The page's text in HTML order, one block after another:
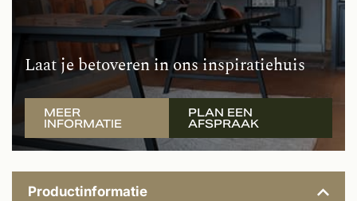
Laat je betoveren in ons inspiratiehuis
MEER
INFORMATIE
PLAN EEN
AFSPRAAK
Productinformatie